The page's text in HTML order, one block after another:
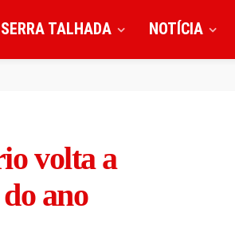
SERRA TALHADA NOTÍCIA
volta a
ano